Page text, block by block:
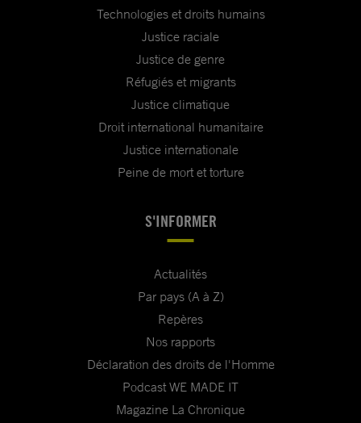
Technologies et droits humains
Justice raciale
Justice de genre
Réfugiés et migrants
Justice climatique
Droit international humanitaire
Justice internationale
Peine de mort et torture
S'INFORMER
Actualités
Par pays (A à Z)
Repères
Nos rapports
Déclaration des droits de l'Homme
Podcast WE MADE IT
Magazine La Chronique